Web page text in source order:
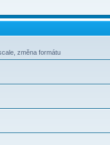
změna formátu